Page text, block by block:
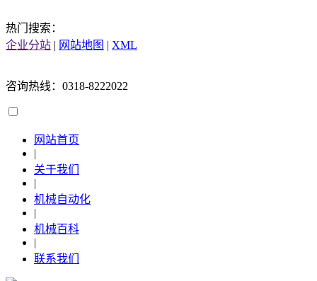
热门搜索：
企业分站 | 网站地图 | XML
咨询热线：0318-8222022
网站首页
|
关于我们
|
机械自动化
|
机械百科
|
联系我们